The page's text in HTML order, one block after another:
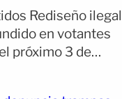
Rediseño ilegal
en votantes
próximo 3 de
sin